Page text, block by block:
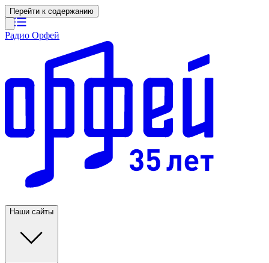
Перейти к содержанию
Радио Орфей
Наши сайты